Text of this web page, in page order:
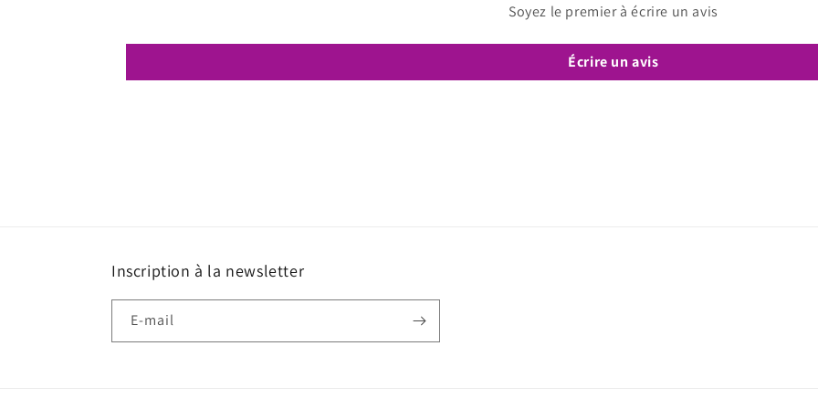
Soyez le premier à écrire un avis
Écrire un avis
Inscription à la newsletter
E-mail